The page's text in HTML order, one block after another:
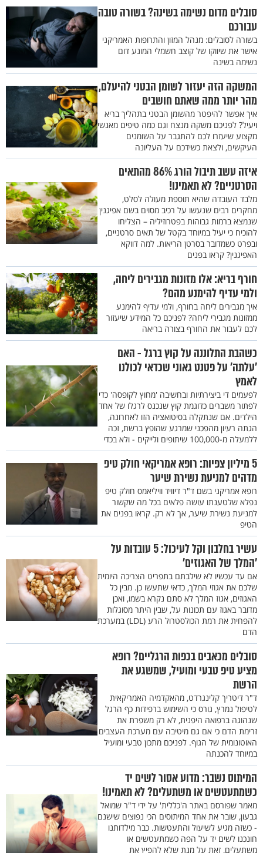
סובלים מדום נשימה בשינה? בשורה טובה
עבורכם
בשורה לסובלים: מנהל המזון והתרופות האמריקני
אישר את שיווקו של קוצב חשמלי המונע דום
נשימה בשינה
המשקה הזה יעזור לשומן הבטני להיעלם,
מהר יותר ממה שאתם חושבים
איך אפשר להיפטר מהשומן הבטני בתהליך בריא
ויעיל? לפניכם משקה מנצח וגם כמה טיפים מאנשי
מקצוע שיעזרו לכם להתגבר על השומנים
העיקשים, ולצאת כשידכם על העליונה
איזה עשב תיבול הורג 86% מהתאים
הסרטניים? לא תאמינו!
מלבד העובדה שהיא תוספת מעולה לסלט,
מחקרים רבים שנעשו על רכיב מסוים בשם אפיגנין
שנמצא ברמות גבוהות בפטרוזיליה – הצליחו
להוכיח כי יעיל במיוחד בקטל של תאים סרטניים,
ובפרט כשמדובר בסרטן הריאות. למה דווקא
האפיגנין? קראו בפנים
חורף בריא: אלו מזונות מגבירים ליחה,
ולמי עדיף להימנע מהם?
איך מגבירים ליחה בחורף, ולמי עדיף להימנע
ממזונות מגבירי ליחה? לפניכם כל המידע שיעזור
לכם לעבור את החורף בצורה בריאה
כשהבת התלוננה על קוץ ברגל - האם
’עלתה’ על פטנט גאוני שכדאי לכולנו
לאמץ
לפעמים די ביצירתיות ובחשיבה 'מחוץ לקופסה' כדי
לפתור משברים כדוגמת קוץ שנכנס לרגלו של אחד
הילדים. אם שנתקלה בסיטואציה הזו לאחרונה,
הגתה רעיון מהפכני שמרגע שהופץ ברשת, זכה
ללמעלה מ-100,000 שיתופים ולייקים - ולא בכדי
5 מיליון צפיות: רופא אמריקאי חולק טיפ
מדהים למניעת נשירת שיער
רופא אמריקני בשם ד"ר דיוויד וויליאמס חולק טיפ
נפלא שלטענתו עושה פלאים בכל מה שקשור
למניעת נשירת שיער, אך לא רק. קראו בפנים את
הטיפ
עשיר בחלבון וקל לעיכול: 5 עובדות על
’המלך של האגוזים’
אם עד עכשיו לא שילבתם בתפריט הצריכה היומית
שלכם את אגוזי המלך, כדאי שתעשו כן. מבין כל
האגוזים, אגוז המלך לא סתם נקרא בשמו, ואכן
מדובר באגוז עם תכונות על, שבין היתר מסוגלות
להפחית את רמת הכולסטרול הרע (LDL) במערכת
הדם
סובלים מכאבים בכפות הרגליים? רופא
מציע טיפ טבעי ומועיל, שמשגע את
הרשת
ד"ר דיטריך קלינגרדט, מהאקדמיה האמריקאית
לטיפול נמרץ, גורס כי השימוש ברפידות כף הרגל
שנהוגה ברפואה היפנית, לא רק משפרת את
זרימת הדם כי אם גם מיטיבה עם מערכת העצבים
האוטונומית של הגוף. לפניכם מתכון טבעי ומועיל
במיוחד להכנתה
המיתוס נשבר: מדוע אסור לשים יד
כשמתעטשים או משתעלים? לא תאמינו!
מאמר שפורסם באתר ה'כללית' על ידי ד"ר שמואל
גבעון, שובר את אחד המיתוסים הכי נפוצים שישנם
- כשזה מגיע לשיעול והתעטשות. כבר מילדותנו
חונכנו לשים יד על הפה כשמתעטשים או
משתעלים, זאת על מנת שלא להפיץ את